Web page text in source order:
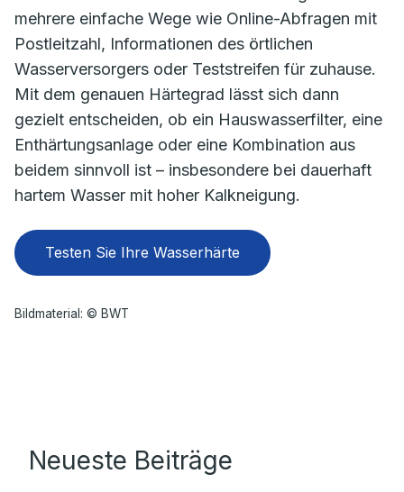
mehrere einfache Wege wie Online-Abfragen mit
Postleitzahl, Informationen des örtlichen
Wasserversorgers oder Teststreifen für zuhause.
Mit dem genauen Härtegrad lässt sich dann
gezielt entscheiden, ob ein Hauswasserfilter, eine
Enthärtungsanlage oder eine Kombination aus
beidem sinnvoll ist – insbesondere bei dauerhaft
hartem Wasser mit hoher Kalkneigung.
Testen Sie Ihre Wasserhärte
Bildmaterial: © BWT
Neueste Beiträge